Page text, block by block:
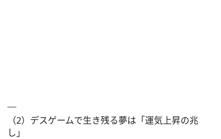
（2）デスゲームで生き残る夢は「運気上昇の兆
し」